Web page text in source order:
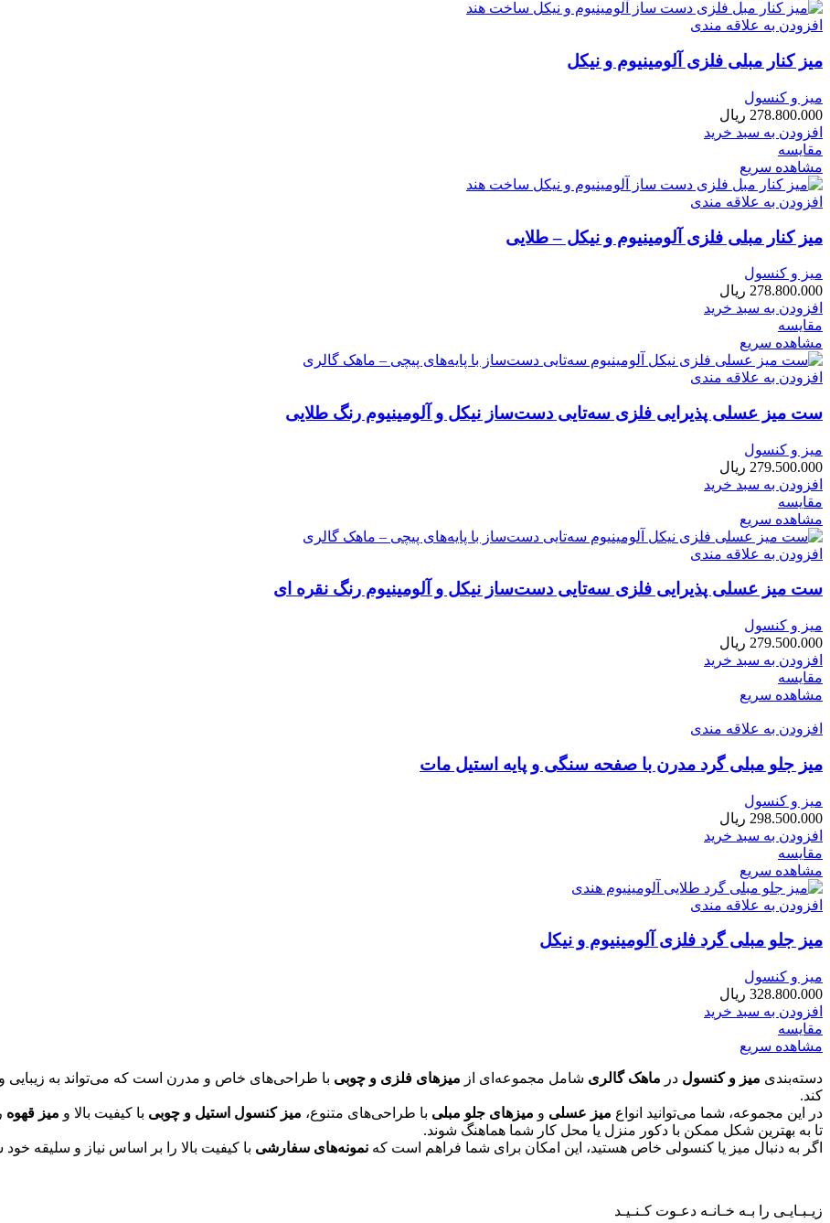
افزودن به علاقه مندی
میز کنار مبلی فلزی آلومینیوم و نیکل
میز و کنسول
278.800.000 ریال
افزودن به سبد خرید
مقایسه
مشاهده سریع
افزودن به علاقه مندی
میز کنار مبلی فلزی آلومینیوم و نیکل – طلایی
میز و کنسول
278.800.000 ریال
افزودن به سبد خرید
مقایسه
مشاهده سریع
افزودن به علاقه مندی
ست میز عسلی پذیرایی فلزی سه‌تایی دست‌ساز نیکل و آلومینیوم رنگ طلایی
میز و کنسول
279.500.000 ریال
افزودن به سبد خرید
مقایسه
مشاهده سریع
افزودن به علاقه مندی
ست میز عسلی پذیرایی فلزی سه‌تایی دست‌ساز نیکل و آلومینیوم رنگ نقره ای
میز و کنسول
279.500.000 ریال
افزودن به سبد خرید
مقایسه
مشاهده سریع
افزودن به علاقه مندی
میز جلو مبلی گرد مدرن با صفحه سنگی و پایه استیل مات
میز و کنسول
298.500.000 ریال
افزودن به سبد خرید
مقایسه
مشاهده سریع
افزودن به علاقه مندی
میز جلو مبلی گرد فلزی آلومینیوم و نیکل
میز و کنسول
328.800.000 ریال
افزودن به سبد خرید
مقایسه
مشاهده سریع
دسته‌بندی میز و کنسول در ماهک گالری شامل مجموعه‌ای از میزهای فلزی و چوبی با طراحی‌های خاص و مدرن است که می‌تواند به زیبایی
کند.
در این مجموعه، شما می‌توانید انواع میز عسلی و میزهای جلو مبلی با طراحی‌های متنوع، میز کنسول استیل و چوبی با کیفیت بالا و میز قهوه
تا به بهترین شکل ممکن با دکور منزل یا محل کار شما هماهنگ شوند.
اگر به دنبال میز یا کنسولی خاص هستید، این امکان برای شما فراهم است که نمونه‌های سفارشی با کیفیت بالا را بر اساس نیاز و سلیقه
زیـبـایـی را بـه خـانـه دعـوت کـنـیـد